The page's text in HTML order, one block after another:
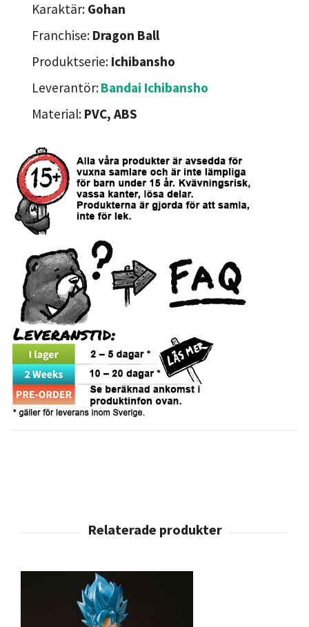
Karaktär: Gohan
Franchise: Dragon Ball
Produktserie: Ichibansho
Leverantör:Bandai Ichibansho
Material: PVC, ABS